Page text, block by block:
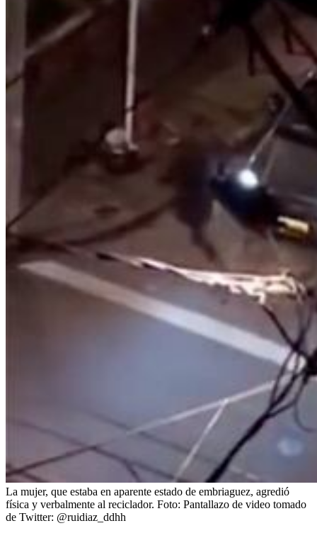
La mujer, que estaba en aparente estado de embriaguez, agredió
física y verbalmente al reciclador. Foto: Pantallazo de video tomado
de Twitter: @ruidiaz_ddhh